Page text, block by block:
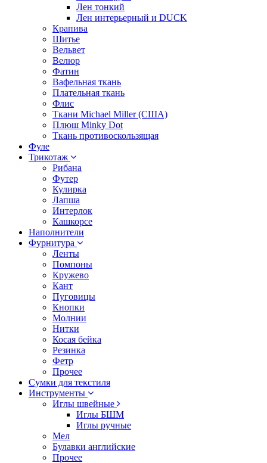
Лен тонкий
Лен интерьерный и DUCK
Крапива
Шитье
Вельвет
Велюр
Фатин
Вафельная ткань
Плательная ткань
Флис
Ткани Michael Miller (США)
Плюш Minky Dot
Ткань противоскользящая
Фуле
Трикотаж
Рибана
Футер
Кулирка
Лапша
Интерлок
Кашкорсе
Наполнители
Фурнитура
Ленты
Помпоны
Кружево
Кант
Пуговицы
Кнопки
Молнии
Нитки
Косая бейка
Резинка
Фетр
Прочее
Сумки для текстиля
Инструменты
Иглы швейные
Иглы БШМ
Иглы ручные
Мел
Булавки английские
Прочее